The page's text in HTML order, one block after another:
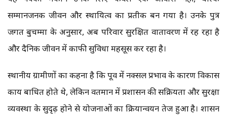
सम्मानजनक जीवन और स्थायित्व का प्रतीक बन गया है। उनके पुत्र
जगत बुचम्मा के अनुसार, अब परिवार सुरक्षित वातावरण में रह रहा है
और दैनिक जीवन में काफी सुविधा महसूस कर रहा है।
स्थानीय ग्रामीणों का कहना है कि पूर्व में नक्सल प्रभाव के कारण विकास
कार्य बाधित होते थे, लेकिन वर्तमान में प्रशासन की सक्रियता और सुरक्षा
व्यवस्था के सुदृढ़ होने से योजनाओं का क्रियान्वयन तेज हुआ है। शासन